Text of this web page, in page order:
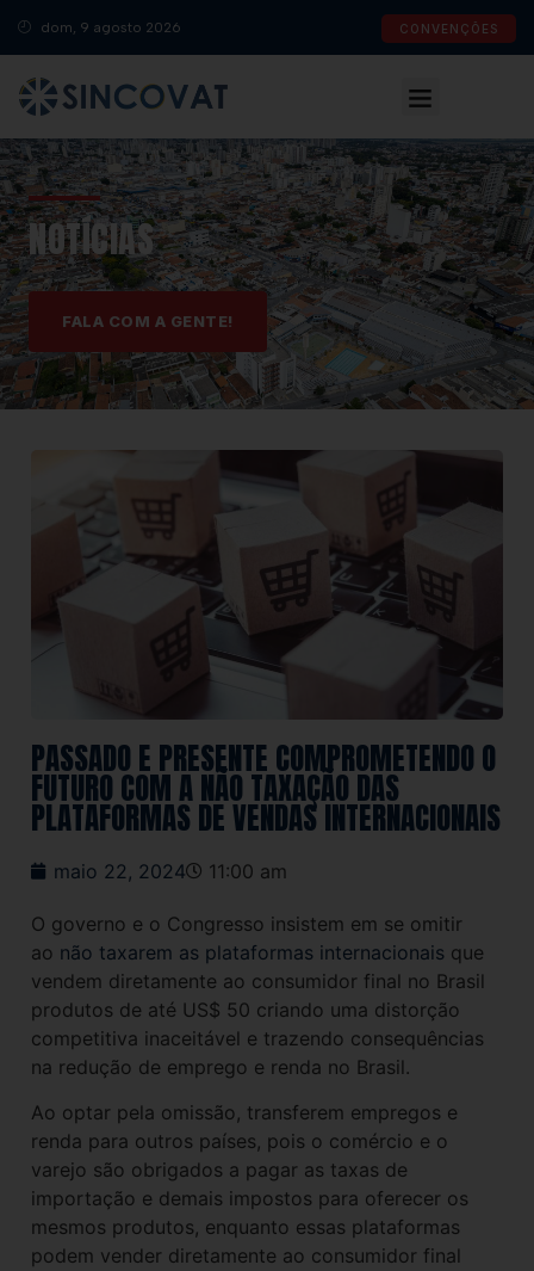
dom, 9 agosto 2026 CONVENÇÕES
NOTÍCIAS
FALA COM A GENTE!
PASSADO E PRESENTE COMPROMETENDO O
FUTURO COM A NÃO TAXAÇÃO DAS
PLATAFORMAS DE VENDAS INTERNACIONAIS
maio 22, 2024 11:00 am
O governo e o Congresso insistem em se omitir
ao não taxarem as plataformas internacionais que
vendem diretamente ao consumidor final no Brasil
produtos de até US$ 50 criando uma distorção
competitiva inaceitável e trazendo consequências
na redução de emprego e renda no Brasil.
Ao optar pela omissão, transferem empregos e
renda para outros países, pois o comércio e o
varejo são obrigados a pagar as taxas de
importação e demais impostos para oferecer os
mesmos produtos, enquanto essas plataformas
podem vender diretamente ao consumidor final